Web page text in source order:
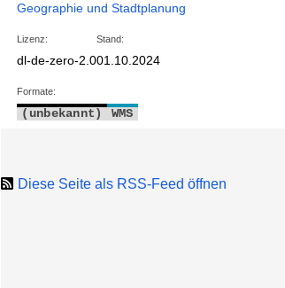
Geographie und Stadtplanung
Lizenz:
dl-de-zero-2.0
Stand:
01.10.2024
Formate:
(unbekannt) WMS
Diese Seite als RSS-Feed öffnen